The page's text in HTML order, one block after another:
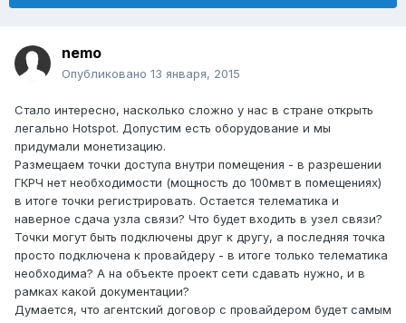
nemo
Опубликовано 13 января, 2015
Стало интересно, насколько сложно у нас в стране открыть
легально Hotspot. Допустим есть оборудование и мы
придумали монетизацию.
Размещаем точки доступа внутри помещения - в разрешении
ГКРЧ нет необходимости (мощность до 100мвт в помещениях)
в итоге точки регистрировать. Остается телематика и
наверное сдача узла связи? Что будет входить в узел связи?
Точки могут быть подключены друг к другу, а последняя точка
просто подключена к провайдеру - в итоге только телематика
необходима? А на объекте проект сети сдавать нужно, и в
рамках какой документации?
Думается, что агентский договор с провайдером будет самым